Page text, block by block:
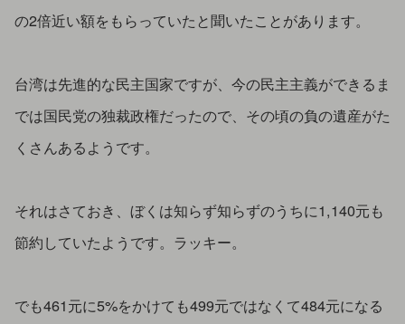
の2倍近い額をもらっていたと聞いたことがあります。
台湾は先進的な民主国家ですが、今の民主主義ができるま
では国民党の独裁政権だったので、その頃の負の遺産がた
くさんあるようです。
それはさておき、ぼくは知らず知らずのうちに1,140元も
節約していたようです。ラッキー。
でも461元に5%をかけても499元ではなくて484元になる